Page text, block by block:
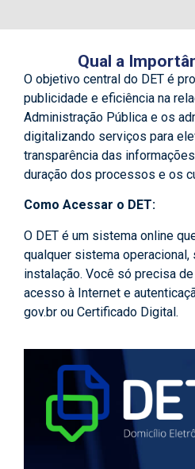
Qual a
O objetivo central do DET é
publicidade e eficiência na
Administração Pública e os
digitalizando serviços para
transparência das
duração dos processos e os
Como Acessar o DET:
O DET é um sistema online
qualquer sistema
instalação. Você só precisa
acesso à Internet e
gov.br ou Certificado Digital.